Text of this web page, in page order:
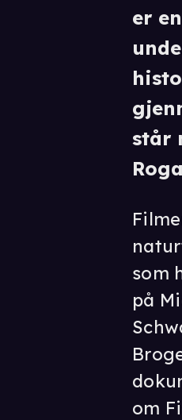
er
står
som
på
om